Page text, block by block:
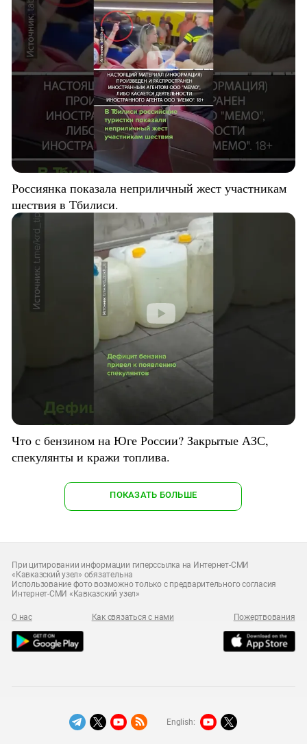
Россиянка показала неприличный жест участникам
шествия в Тбилиси.
Что с бензином на Юге России? Закрытые АЗС,
спекулянты и кражи топлива.
ПОКАЗАТЬ БОЛЬШЕ
При цитировании информации гиперссылка на Интернет-СМИ
«Кавказский узел» обязательна
Использование фото возможно только с предварительного согласия
Интернет-СМИ «Кавказский узел»
О нас Как связаться с нами Пожертвования
English: